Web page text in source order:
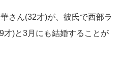
さん(32才)が、彼氏で西部ラ
才)と3月にも結婚することが